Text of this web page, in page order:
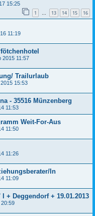
15:25
1 … 13 14 15 16
11:19
2015 11:57
Trailurlaub
15:53
- 35516 Münzenberg
11:53
Weit-For-Aus
11:50
11:26
In
11:09
+ Deggendorf + 19.01.2013